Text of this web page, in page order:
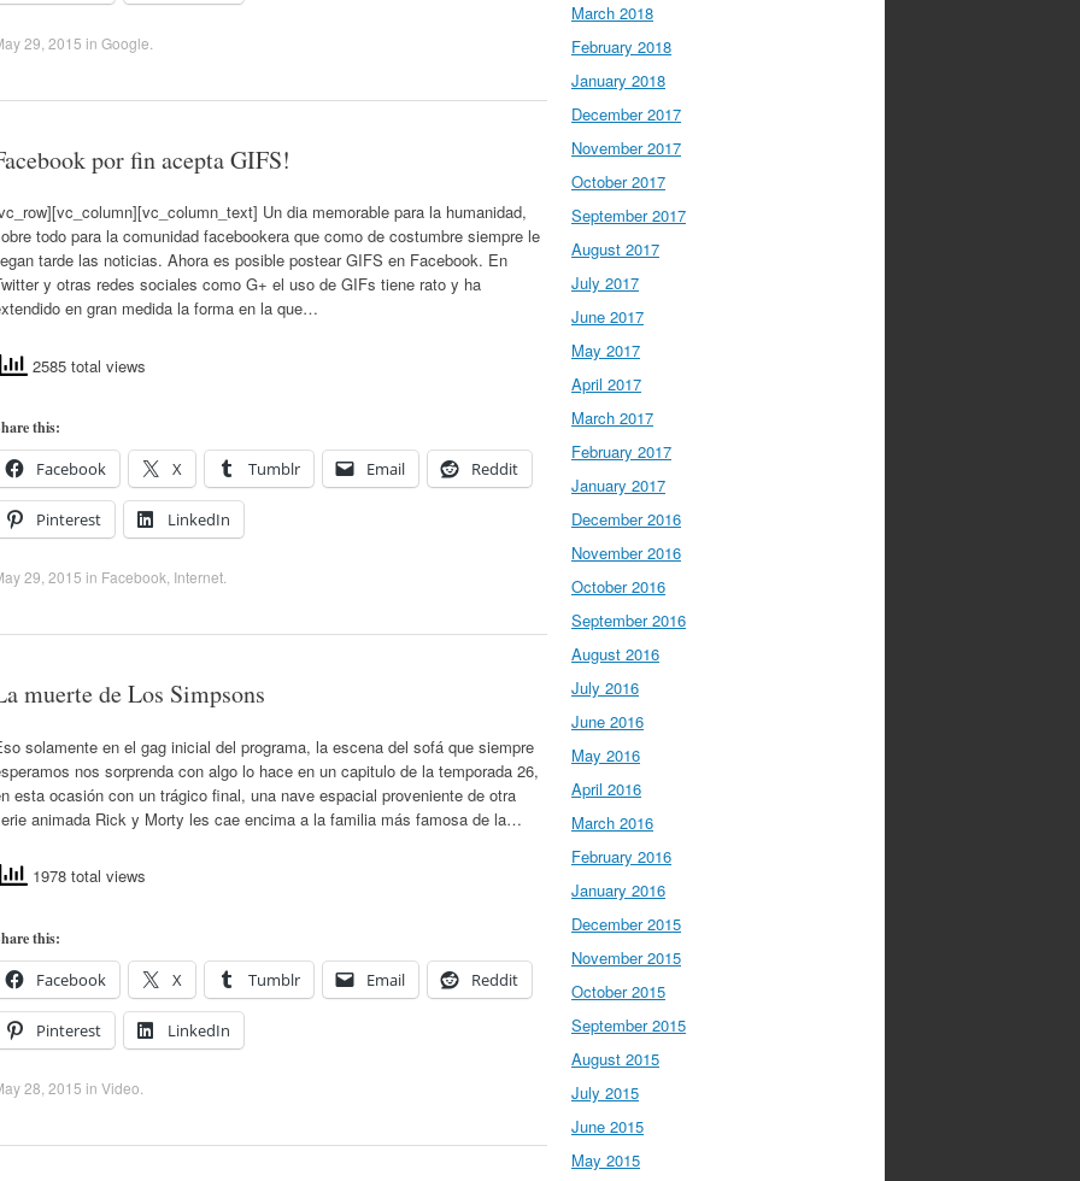
29, 2015 in Google
por fin acepta GIFS!
Un dia memorable para la humanidad,
todo para la comunidad facebookera que como de costumbre siempre le
tarde las noticias. Ahora es posible postear GIFS en Facebook. En
y otras redes sociales como G+ el uso de GIFs tiene rato y ha
en gran medida la forma en la que…
2585 total views
this:
Facebook X Tumblr Email Reddit
Pinterest LinkedIn
29, 2015 in Facebook Internet
muerte de Los Simpsons
solamente en el gag inicial del programa, la escena del sofá que siempre
nos sorprenda con algo lo hace en un capitulo de la temporada 26,
esta ocasión con un trágico final, una nave espacial proveniente de otra
animada Rick y Morty les cae encima a la familia más famosa de la…
1978 total views
this:
Facebook X Tumblr Email Reddit
Pinterest LinkedIn
28, 2015 in Video
March 2018
February 2018
January 2018
December 2017
November 2017
October 2017
September 2017
August 2017
July 2017
June 2017
May 2017
April 2017
March 2017
February 2017
January 2017
December 2016
November 2016
October 2016
September 2016
August 2016
July 2016
June 2016
May 2016
April 2016
March 2016
February 2016
January 2016
December 2015
November 2015
October 2015
September 2015
August 2015
July 2015
June 2015
May 2015